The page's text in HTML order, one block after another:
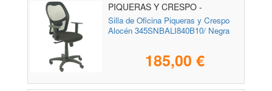
PIQUERAS Y CRESPO -
345SNBALI840B10
Silla de Oficina Piqueras y Crespo
Alocén 345SNBALI840B10/ Negra
185,00 €